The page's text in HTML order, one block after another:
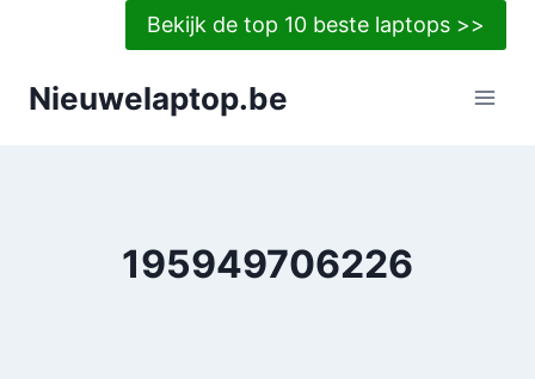
Bekijk de top 10 beste laptops >>
Nieuwelaptop.be
195949706226